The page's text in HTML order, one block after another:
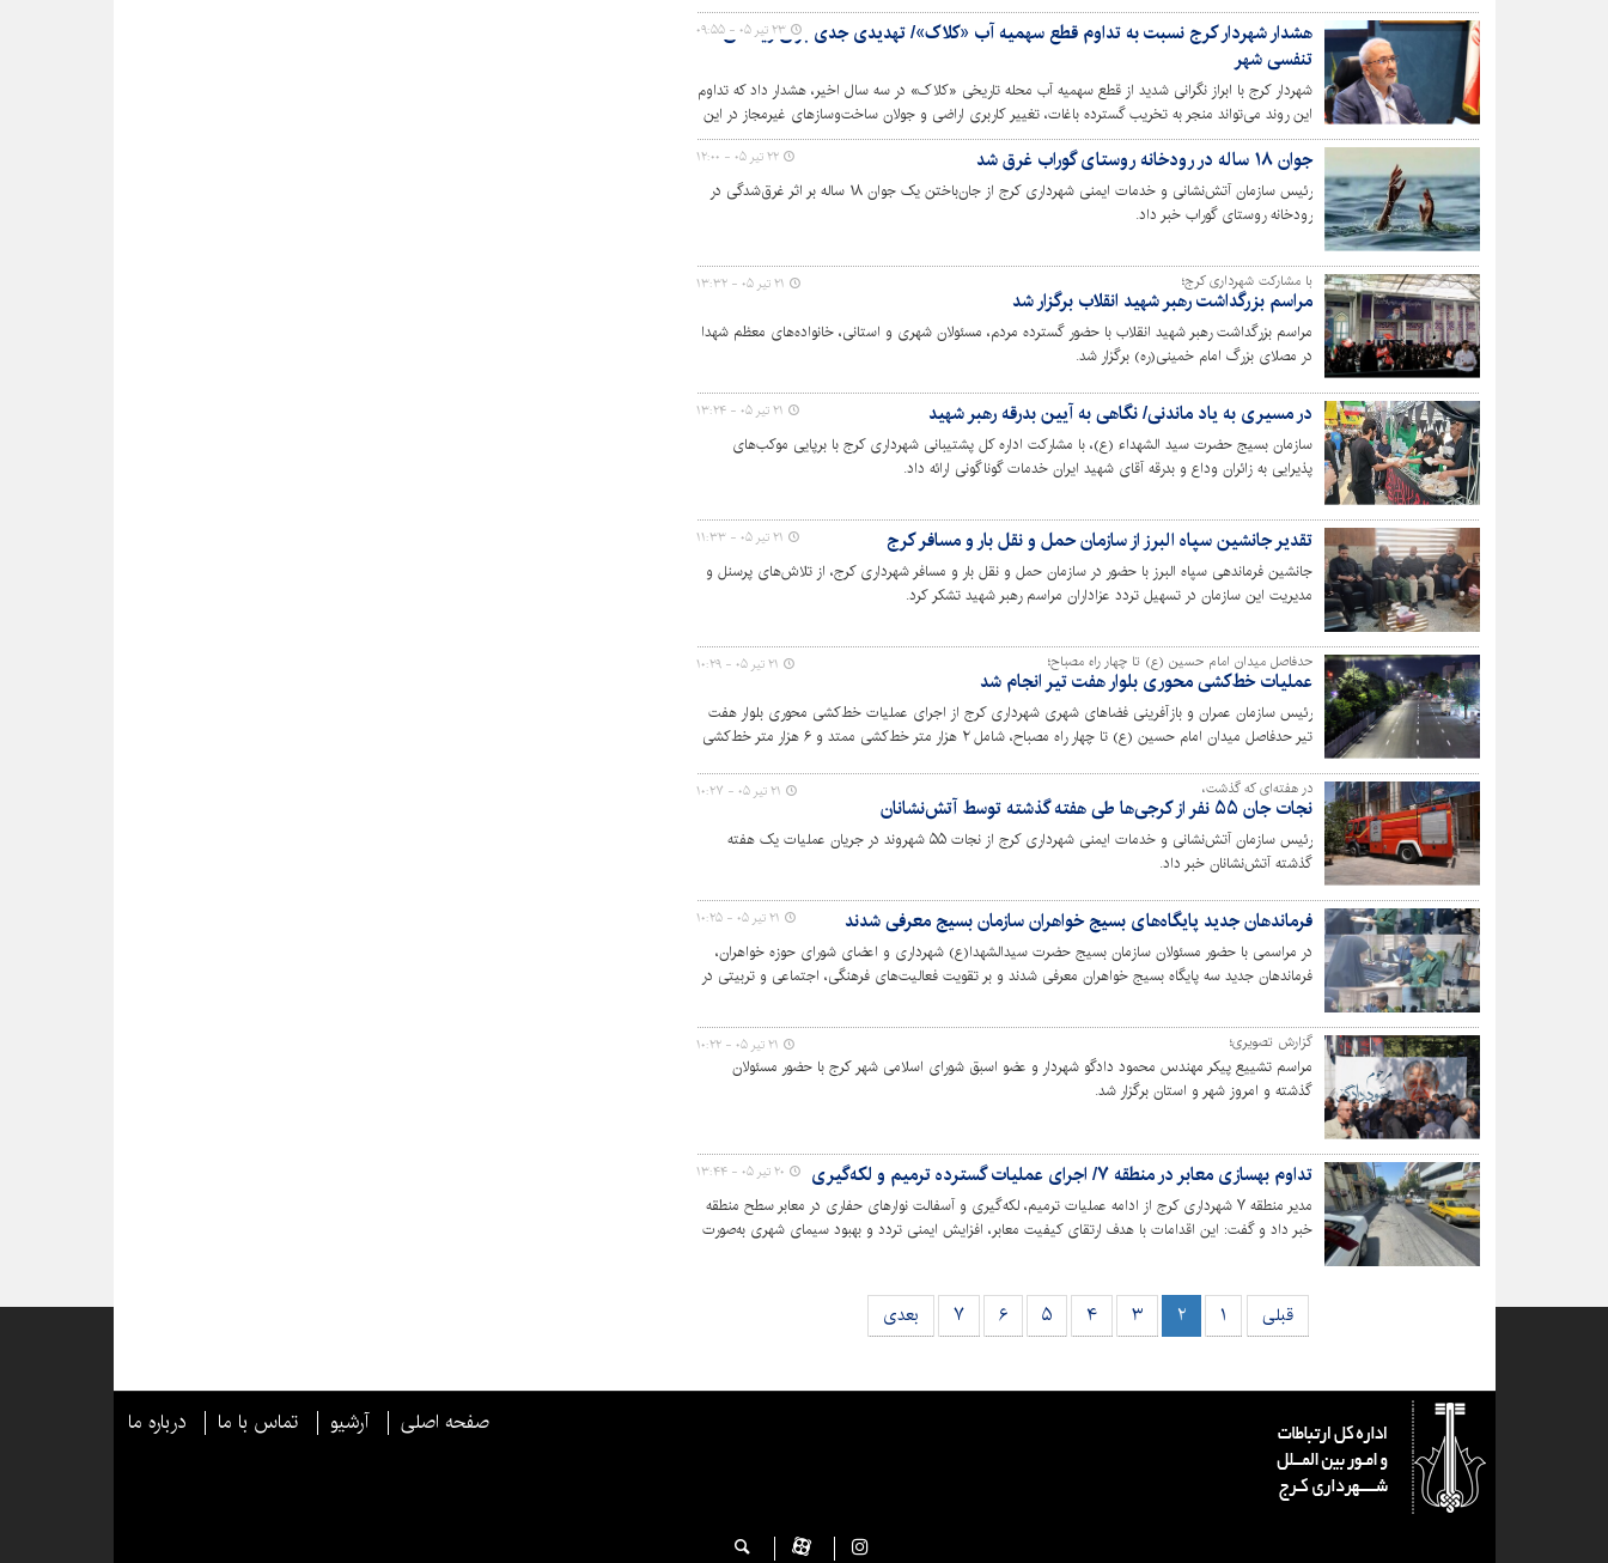
مقاومت تأکید نمود.
هشدار شهردار کرج نسبت به تداوم قطع سهمیه آب «کلاک»/ تهدیدی جدی برای ریه‌های
تنفسی شهر
شهردار کرج با ابراز نگرانی شدید از قطع سهمیه آب محله تاریخی «کلاک» در سه سال اخیر، هشدار داد که تداوم
این روند می‌تواند منجر به تخریب گسترده باغات، تغییر کاربری اراضی و جولان ساخت‌وسازهای غیرمجاز در این
منطقه باغ‌شهری شود.
۲۳ تیر ۰۵ - ۰۹:۵۵
جوان ۱۸ ساله در رودخانه روستای گوراب غرق شد
رئیس سازمان آتش‌نشانی و خدمات ایمنی شهرداری کرج از جان‌باختن یک جوان ۱۸ ساله بر اثر غرق‌شدگی در
رودخانه روستای گوراب خبر داد.
۲۲ تیر ۰۵ - ۱۲:۰۰
با مشارکت شهرداری کرج؛
مراسم بزرگداشت رهبر شهید انقلاب برگزار شد
مراسم بزرگداشت رهبر شهید انقلاب با حضور گسترده مردم، مسئولان شهری و استانی، خانواده‌های معظم شهدا
در مصلای بزرگ امام خمینی(ره) برگزار شد.
۲۱ تیر ۰۵ - ۱۳:۳۲
در مسیری به یاد ماندنی/ نگاهی به آیین بدرقه رهبر شهید
سازمان بسیج حضرت سید الشهداء (ع)، با مشارکت اداره کل پشتیبانی شهرداری کرج با برپایی موکب‌های
پذیرایی به زائران وداع و بدرقه آقای شهید ایران خدمات گوناگونی ارائه داد.
۲۱ تیر ۰۵ - ۱۳:۲۴
تقدیر جانشین سپاه البرز از سازمان حمل و نقل بار و مسافر کرج
جانشین فرماندهی سپاه البرز با حضور در سازمان حمل و نقل بار و مسافر شهرداری کرج، از تلاش‌های پرسنل و
مدیریت این سازمان در تسهیل تردد عزاداران مراسم رهبر شهید تشکر کرد.
۲۱ تیر ۰۵ - ۱۱:۳۳
حدفاصل میدان امام حسین (ع) تا چهار راه مصباح؛
عملیات خط‌کشی محوری بلوار هفت تیر انجام شد
رئیس سازمان عمران و بازآفرینی فضاهای شهری شهرداری کرج از اجرای عملیات خط‌کشی محوری بلوار هفت
تیر حدفاصل میدان امام حسین (ع) تا چهار راه مصباح، شامل ۲ هزار متر خط‌کشی ممتد و ۶ هزار متر خط‌کشی
۲۱ تیر ۰۵ - ۱۰:۲۹
در هفته‌ای که گذشت،
نجات جان ۵۵ نفر از کرجی‌ها طی هفته گذشته توسط آتش‌نشانان
رئیس سازمان آتش‌نشانی و خدمات ایمنی شهرداری کرج از نجات ۵۵ شهروند در جریان عملیات‌ یک هفته
گذشته آتش‌نشانان خبر داد.
۲۱ تیر ۰۵ - ۱۰:۲۷
فرماندهان جدید پایگاه‌های بسیج خواهران سازمان بسیج معرفی شدند
در مراسمی با حضور مسئولان سازمان بسیج حضرت سیدالشهدا(ع) شهرداری و اعضای شورای حوزه خواهران،
فرماندهان جدید سه پایگاه بسیج خواهران معرفی شدند و بر تقویت فعالیت‌های فرهنگی، اجتماعی و تربیتی در
۲۱ تیر ۰۵ - ۱۰:۲۵
گزارش تصویری؛
مراسم تشییع پیکر مهندس محمود دادگو شهردار و عضو اسبق شورای اسلامی شهر کرج با حضور مسئولان
گذشته و امروز شهر و استان برگزار شد.
۲۱ تیر ۰۵ - ۱۰:۲۲
تداوم بهسازی معابر در منطقه ۷/ اجرای عملیات گسترده ترمیم و لکه‌گیری آسفالت
مدیر منطقه ۷ شهرداری کرج از ادامه عملیات ترمیم، لکه‌گیری و آسفالت نوارهای حفاری در معابر سطح منطقه
خبر داد و گفت: این اقدامات با هدف ارتقای کیفیت معابر، افزایش ایمنی تردد و بهبود سیمای شهری به‌صورت
۲۰ تیر ۰۵ - ۱۳:۴۴
قبلی ۱ ۲ ۳ ۴ ۵ ۶ ۷ بعدی
صفحه اصلی آرشیو تماس با ما درباره ما